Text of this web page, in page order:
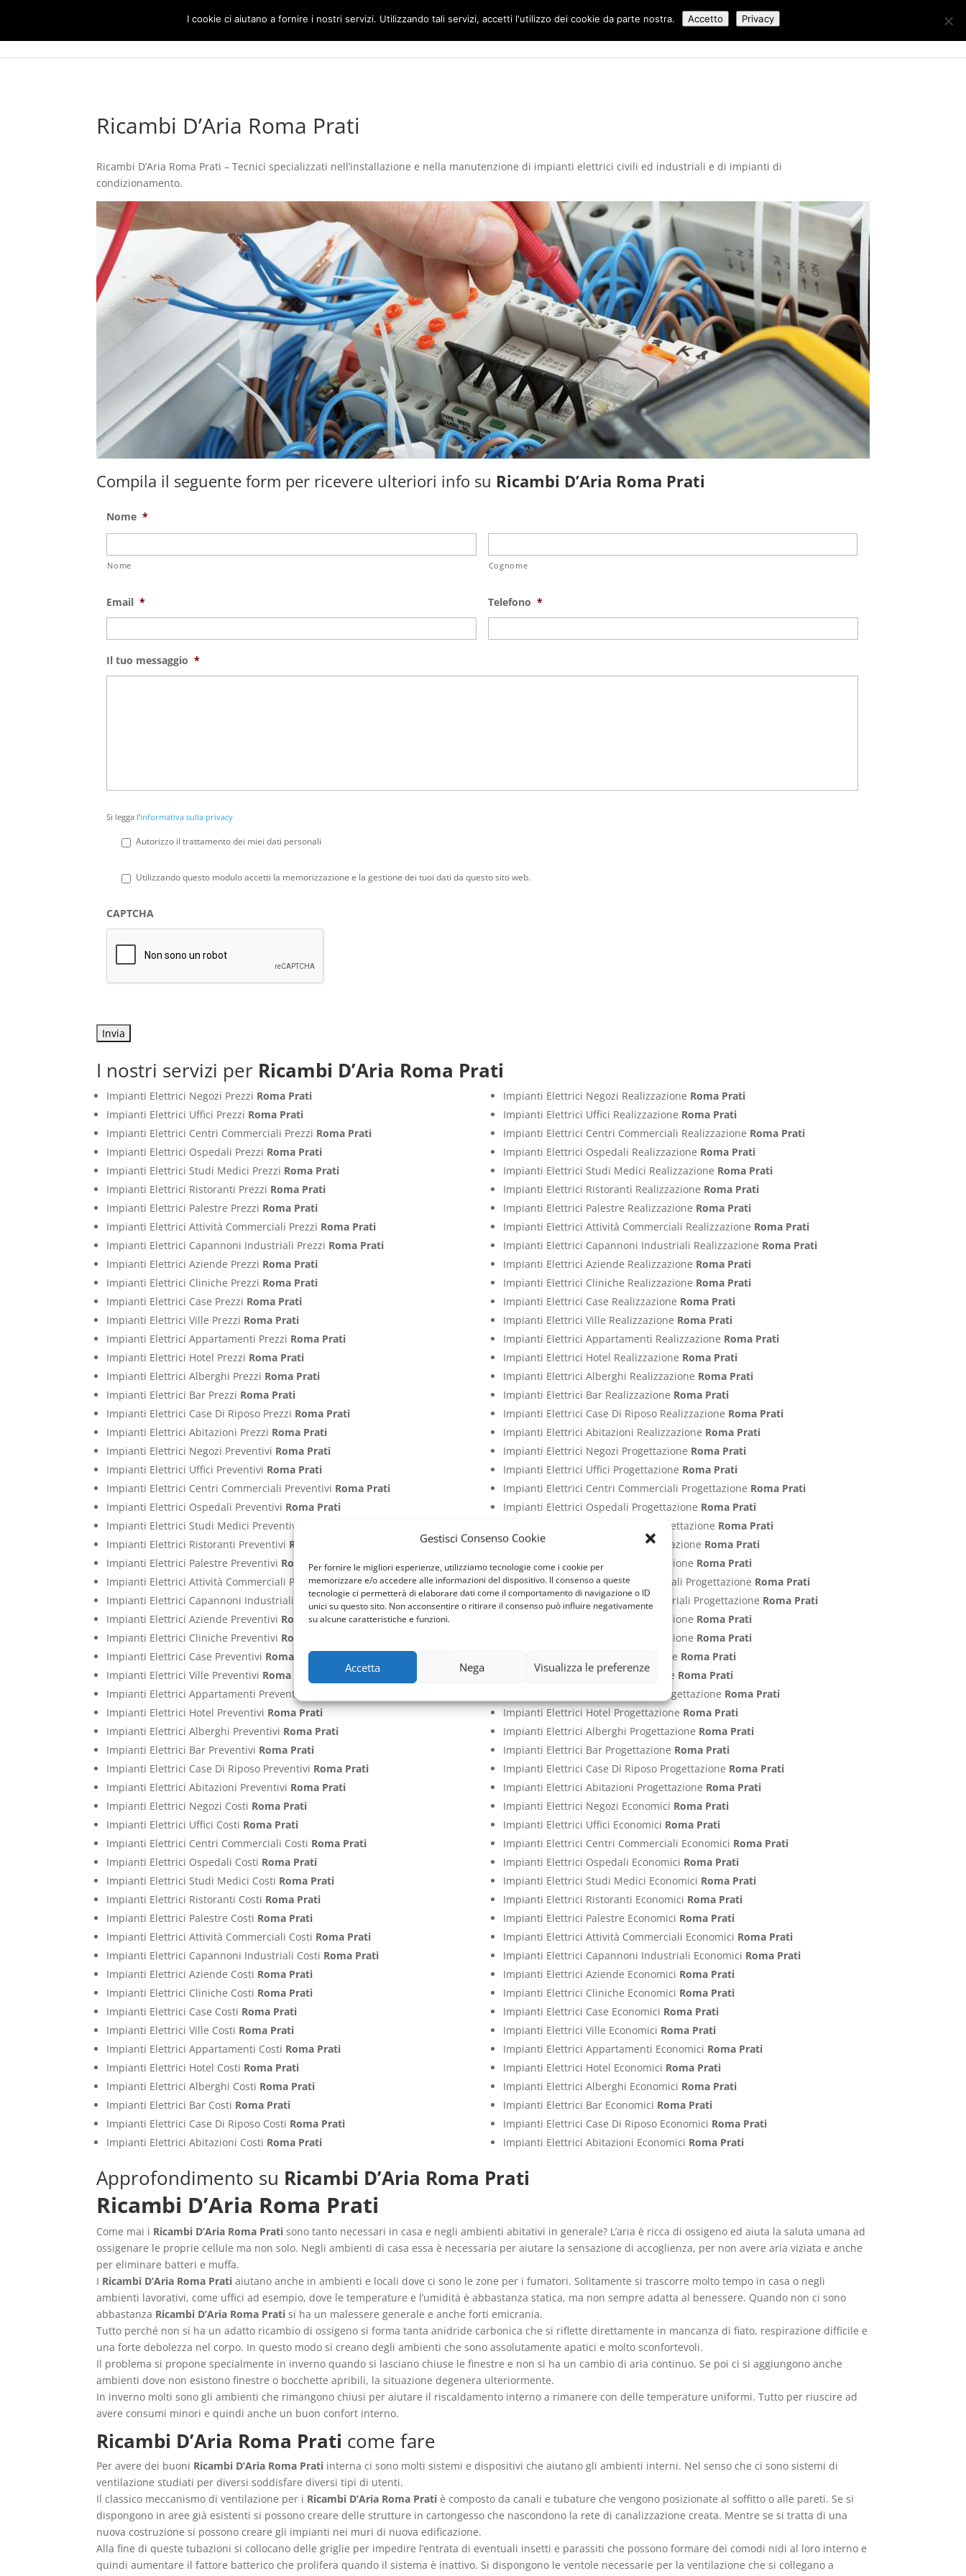
Gestisci Consenso Cookie
Per fornire le migliori esperienze, utilizziamo tecnologie come i cookie per
memorizzare e/o accedere alle informazioni del dispositivo. Il consenso a queste
tecnologie ci permetterà di elaborare dati come il comportamento di navigazione o ID
unici su questo sito. Non acconsentire o ritirare il consenso può influire negativamente
su alcune caratteristiche e funzioni.
Accetta Nega Visualizza le preferenze
Home Impianti Elettrici Roma Lavori Eseguiti Blog
Ricambi D’Aria Roma Prati
Ricambi D’Aria Roma Prati – Tecnici specializzati nell’installazione e nella manutenzione di impianti elettrici civili ed industriali e di impianti di
condizionamento.
Compila il seguente form per ricevere ulteriori info su Ricambi D’Aria Roma Prati
Nome *
Nome Cognome
Email * Telefono *
Il tuo messaggio *
Si
legga
l'informativa
Si legga l'informativa sulla privacy
Autorizzo il trattamento dei miei dati personali
Privacy *
Utilizzando questo modulo accetti la memorizzazione e la gestione dei tuoi dati da questo sito web.
CAPTCHA
I nostri servizi per Ricambi D’Aria Roma Prati
Impianti Elettrici Negozi Prezzi Roma Prati
Impianti Elettrici Uffici Prezzi Roma Prati
Impianti Elettrici Centri Commerciali Prezzi Roma Prati
Impianti Elettrici Ospedali Prezzi Roma Prati
Impianti Elettrici Studi Medici Prezzi Roma Prati
Impianti Elettrici Ristoranti Prezzi Roma Prati
Impianti Elettrici Palestre Prezzi Roma Prati
Impianti Elettrici Attività Commerciali Prezzi Roma Prati
Impianti Elettrici Capannoni Industriali Prezzi Roma Prati
Impianti Elettrici Aziende Prezzi Roma Prati
Impianti Elettrici Cliniche Prezzi Roma Prati
Impianti Elettrici Case Prezzi Roma Prati
Impianti Elettrici Ville Prezzi Roma Prati
Impianti Elettrici Appartamenti Prezzi Roma Prati
Impianti Elettrici Hotel Prezzi Roma Prati
Impianti Elettrici Alberghi Prezzi Roma Prati
Impianti Elettrici Bar Prezzi Roma Prati
Impianti Elettrici Case Di Riposo Prezzi Roma Prati
Impianti Elettrici Abitazioni Prezzi Roma Prati
Impianti Elettrici Negozi Preventivi Roma Prati
Impianti Elettrici Uffici Preventivi Roma Prati
Impianti Elettrici Centri Commerciali Preventivi Roma Prati
Impianti Elettrici Ospedali Preventivi Roma Prati
Impianti Elettrici Studi Medici Preventivi
Impianti Elettrici Ristoranti Preventivi Roma Prati
Impianti Elettrici Palestre Preventivi Roma Prati
Impianti Elettrici Attività Commerciali PreventiviRoma Prati
Impianti Elettrici Capannoni Industriali PreventiviRoma Prati
Impianti Elettrici Aziende Preventivi Roma Prati
Impianti Elettrici Cliniche Preventivi Roma Prati
Impianti Elettrici Case Preventivi Roma Prati
Impianti Elettrici Ville Preventivi Roma Prati
Impianti Elettrici Appartamenti Preventivi
Impianti Elettrici Hotel Preventivi Roma Prati
Impianti Elettrici Alberghi Preventivi Roma Prati
Impianti Elettrici Bar Preventivi Roma Prati
Impianti Elettrici Case Di Riposo Preventivi Roma Prati
Impianti Elettrici Abitazioni Preventivi Roma Prati
Impianti Elettrici Negozi Costi Roma Prati
Impianti Elettrici Uffici Costi Roma Prati
Impianti Elettrici Centri Commerciali Costi Roma Prati
Impianti Elettrici Ospedali Costi Roma Prati
Impianti Elettrici Studi Medici Costi Roma Prati
Impianti Elettrici Ristoranti Costi Roma Prati
Impianti Elettrici Palestre Costi Roma Prati
Impianti Elettrici Attività Commerciali Costi Roma Prati
Impianti Elettrici Capannoni Industriali Costi Roma Prati
Impianti Elettrici Aziende Costi Roma Prati
Impianti Elettrici Cliniche Costi Roma Prati
Impianti Elettrici Case Costi Roma Prati
Impianti Elettrici Ville Costi Roma Prati
Impianti Elettrici Appartamenti Costi Roma Prati
Impianti Elettrici Hotel Costi Roma Prati
Impianti Elettrici Alberghi Costi Roma Prati
Impianti Elettrici Bar Costi Roma Prati
Impianti Elettrici Case Di Riposo Costi Roma Prati
Impianti Elettrici Abitazioni Costi Roma Prati
Impianti Elettrici Negozi Realizzazione Roma Prati
Impianti Elettrici Uffici Realizzazione Roma Prati
Impianti Elettrici Centri Commerciali Realizzazione Roma Prati
Impianti Elettrici Ospedali Realizzazione Roma Prati
Impianti Elettrici Studi Medici Realizzazione Roma Prati
Impianti Elettrici Ristoranti Realizzazione Roma Prati
Impianti Elettrici Palestre Realizzazione Roma Prati
Impianti Elettrici Attività Commerciali Realizzazione Roma Prati
Impianti Elettrici Capannoni Industriali Realizzazione Roma Prati
Impianti Elettrici Aziende Realizzazione Roma Prati
Impianti Elettrici Cliniche Realizzazione Roma Prati
Impianti Elettrici Case Realizzazione Roma Prati
Impianti Elettrici Ville Realizzazione Roma Prati
Impianti Elettrici Appartamenti Realizzazione Roma Prati
Impianti Elettrici Hotel Realizzazione Roma Prati
Impianti Elettrici Alberghi Realizzazione Roma Prati
Impianti Elettrici Bar Realizzazione Roma Prati
Impianti Elettrici Case Di Riposo Realizzazione Roma Prati
Impianti Elettrici Abitazioni Realizzazione Roma Prati
Impianti Elettrici Negozi Progettazione Roma Prati
Impianti Elettrici Uffici Progettazione Roma Prati
Impianti Elettrici Centri Commerciali Progettazione Roma Prati
Impianti Elettrici Ospedali Progettazione Roma Prati
Impianti Elettrici Studi Medici Progettazione Roma Prati
Impianti Elettrici Ristoranti Progettazione Roma Prati
Impianti Elettrici Palestre Progettazione Roma Prati
Impianti Elettrici Attività Commerciali Progettazione Roma Prati
Impianti Elettrici Capannoni Industriali Progettazione Roma Prati
Impianti Elettrici Aziende Progettazione Roma Prati
Impianti Elettrici Cliniche Progettazione Roma Prati
Impianti Elettrici Case Progettazione Roma Prati
Impianti Elettrici Ville Progettazione Roma Prati
Impianti Elettrici Appartamenti Progettazione Roma Prati
Impianti Elettrici Hotel Progettazione Roma Prati
Impianti Elettrici Alberghi Progettazione Roma Prati
Impianti Elettrici Bar Progettazione Roma Prati
Impianti Elettrici Case Di Riposo Progettazione Roma Prati
Impianti Elettrici Abitazioni Progettazione Roma Prati
Impianti Elettrici Negozi Economici Roma Prati
Impianti Elettrici Uffici Economici Roma Prati
Impianti Elettrici Centri Commerciali Economici Roma Prati
Impianti Elettrici Ospedali Economici Roma Prati
Impianti Elettrici Studi Medici Economici Roma Prati
Impianti Elettrici Ristoranti Economici Roma Prati
Impianti Elettrici Palestre Economici Roma Prati
Impianti Elettrici Attività Commerciali Economici Roma Prati
Impianti Elettrici Capannoni Industriali Economici Roma Prati
Impianti Elettrici Aziende Economici Roma Prati
Impianti Elettrici Cliniche Economici Roma Prati
Impianti Elettrici Case Economici Roma Prati
Impianti Elettrici Ville Economici Roma Prati
Impianti Elettrici Appartamenti Economici Roma Prati
Impianti Elettrici Hotel Economici Roma Prati
Impianti Elettrici Alberghi Economici Roma Prati
Impianti Elettrici Bar Economici Roma Prati
Impianti Elettrici Case Di Riposo Economici Roma Prati
Impianti Elettrici Abitazioni Economici Roma Prati
Approfondimento su Ricambi D’Aria Roma Prati
Ricambi D’Aria Roma Prati
Come mai i Ricambi D’Aria Roma Prati sono tanto necessari in casa e negli ambienti abitativi in generale? L’aria è ricca di ossigeno ed aiuta la saluta umana ad
ossigenare le proprie cellule ma non solo. Negli ambienti di casa essa è necessaria per aiutare la sensazione di accoglienza, per non avere aria viziata e anche
per eliminare batteri e muffa.
I Ricambi D’Aria Roma Prati aiutano anche in ambienti e locali dove ci sono le zone per i fumatori. Solitamente si trascorre molto tempo in casa o negli
ambienti lavorativi, come uffici ad esempio, dove le temperature e l’umidità è abbastanza statica, ma non sempre adatta al benessere. Quando non ci sono
abbastanza Ricambi D’Aria Roma Prati si ha un malessere generale e anche forti emicrania.
Tutto perché non si ha un adatto ricambio di ossigeno si forma tanta anidride carbonica che si riflette direttamente in mancanza di fiato, respirazione difficile e
una forte debolezza nel corpo. In questo modo si creano degli ambienti che sono assolutamente apatici e molto sconfortevoli.
Il problema si propone specialmente in inverno quando si lasciano chiuse le finestre e non si ha un cambio di aria continuo. Se poi ci si aggiungono anche
ambienti dove non esistono finestre o bocchette apribili, la situazione degenera ulteriormente.
In inverno molti sono gli ambienti che rimangono chiusi per aiutare il riscaldamento interno a rimanere con delle temperature uniformi. Tutto per riuscire ad
avere consumi minori e quindi anche un buon confort interno.
Ricambi D’Aria Roma Prati come fare
Per avere dei buoni Ricambi D’Aria Roma Prati interna ci sono molti sistemi e dispositivi che aiutano gli ambienti interni. Nel senso che ci sono sistemi di
ventilazione studiati per diversi soddisfare diversi tipi di utenti.
Il classico meccanismo di ventilazione per i Ricambi D’Aria Roma Prati è composto da canali e tubature che vengono posizionate al soffitto o alle pareti. Se si
dispongono in aree già esistenti si possono creare delle strutture in cartongesso che nascondono la rete di canalizzazione creata. Mentre se si tratta di una
nuova costruzione si possono creare gli impianti nei muri di nuova edificazione.
Alla fine di queste tubazioni si collocano delle griglie per impedire l’entrata di eventuali insetti e parassiti che possono formare dei comodi nidi al loro interno e
quindi aumentare il fattore batterico che prolifera quando il sistema è inattivo. Si dispongono le ventole necessarie per la ventilazione che si collegano a
I cookie ci aiutano a fornire i nostri servizi. Utilizzando tali servizi, accetti l'utilizzo dei cookie da parte nostra. Accetto Privacy